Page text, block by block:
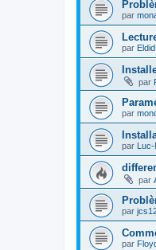
par
par
par
par
par Luc-
par
par
par